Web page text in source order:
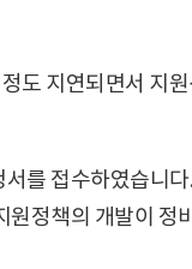
도 지연되면서 지
를 접수하였습니
정책의 개발이